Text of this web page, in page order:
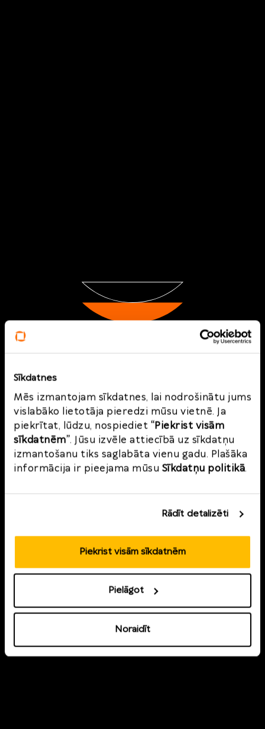
Sīkdatnes
Mēs izmantojam sīkdatnes, lai nodrošinātu jums
vislabāko lietotāja pieredzi mūsu vietnē. Ja
piekrītat, lūdzu, nospiediet “Piekrist visām
sīkdatnēm”. Jūsu izvēle attiecībā uz sīkdatņu
izmantošanu tiks saglabāta vienu gadu. Plašāka
informācija ir pieejama mūsu Sīkdatņu politikā.
Rādīt detalizēti
Piekrist visām sīkdatnēm
Pielāgot
Noraidīt
pakalpojums
Pievienojiet savu veikalu
Kļūstiet par mūsu sadarbības partneri un
piedāvājiet saviem klientiem ērti un ātri atgriezt
nopirkto preci.